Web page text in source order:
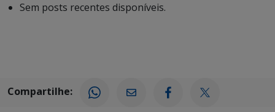
Sem posts recentes disponíveis.
Compartilhe: